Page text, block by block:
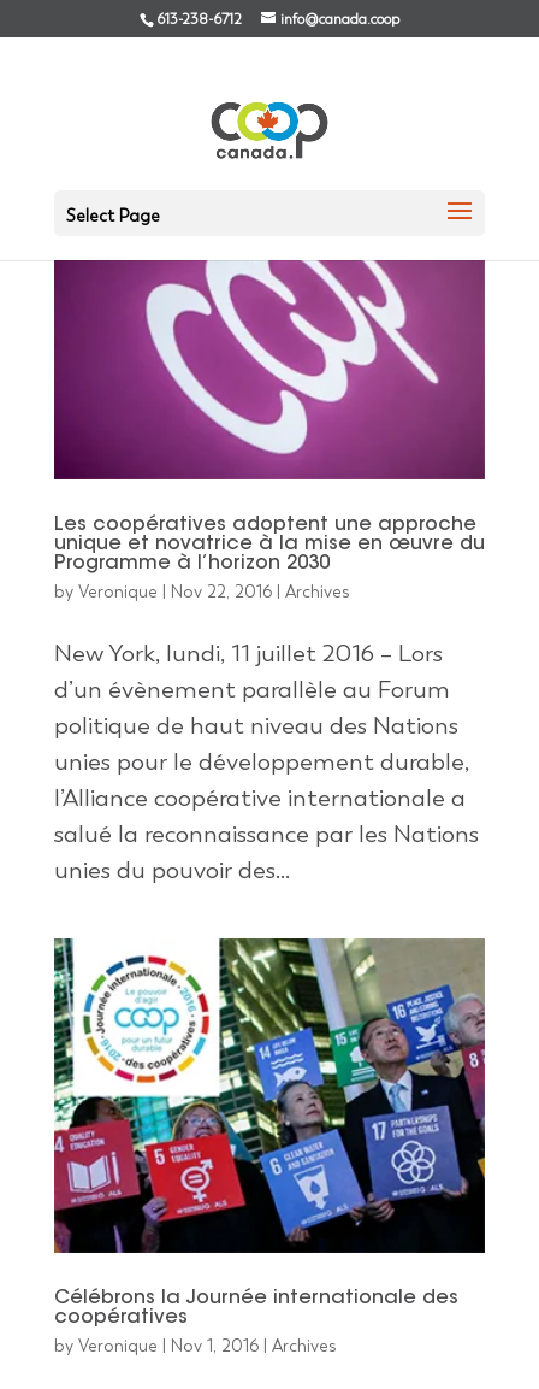
613-238-6712 info@canada.coop
Select Page
Les coopératives adoptent une approche
unique et novatrice à la mise en œuvre du
Programme à l’horizon 2030
by Veronique Nov 22, 2016| Archives
New York, lundi, 11 juillet 2016 – Lors
d’un évènement parallèle au Forum
politique de haut niveau des Nations
unies pour le développement durable,
l’Alliance coopérative internationale a
salué la reconnaissance par les Nations
unies du pouvoir des...
Célébrons la Journée internationale des
coopératives
by Veronique | Nov 1, 2016| Archives